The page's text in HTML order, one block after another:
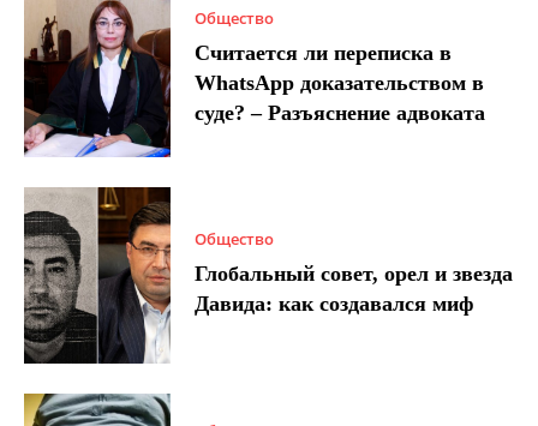
Общество
Считается ли переписка в
WhatsApp доказательством в
суде? – Разъяснение адвоката
Общество
Глобальный совет, орел и звезда
Давида: как создавался миф